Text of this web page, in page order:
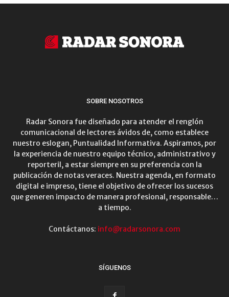
SOBRE NOSOTROS
Radar Sonora fue diseñado para atender el renglón
comunicacional de lectores ávidos de, como establece
nuestro eslogan, Puntualidad Informativa. Aspiramos, por
la experiencia de nuestro equipo técnico, administrativo y
reporteril, a estar siempre en su preferencia con la
publicación de notas veraces. Nuestra agenda, en formato
digital e impreso, tiene el objetivo de ofrecer los sucesos
que generen impacto de manera profesional, responsable…
a tiempo.
Contáctanos: info@radarsonora.com
SÍGUENOS